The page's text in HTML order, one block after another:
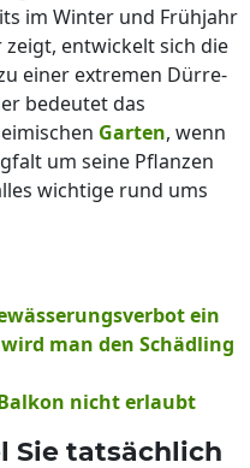
im Winter und Frühjahr
entwickelt sich die
einer extremen Dürre-
bedeutet das
Garten, wenn
um seine Pflanzen
wichtige rund ums
ein
man den Schädling
nicht erlaubt
Sie tatsächlich